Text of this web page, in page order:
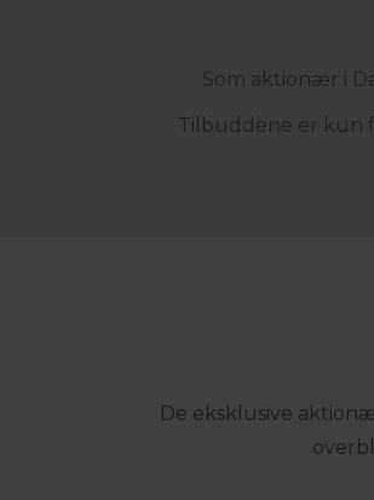
Som aktionær i
Tilbuddene er kun
De eksklusive